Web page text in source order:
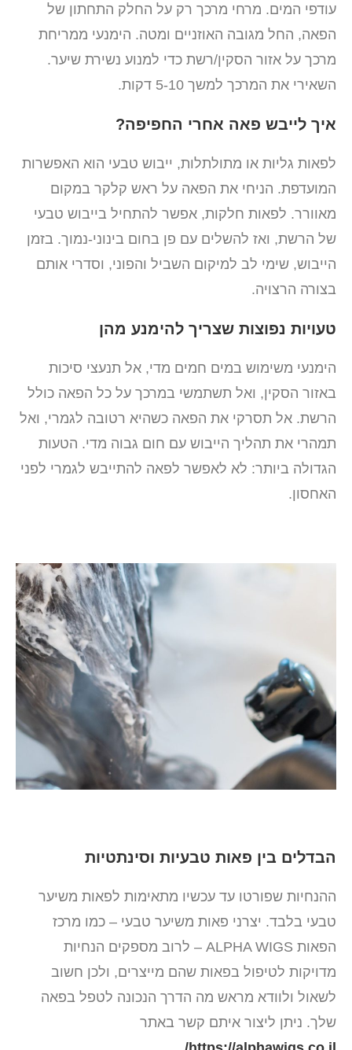
עודפי המים. מרחי מרכך רק על החלק התחתון של
הפאה, החל מגובה האוזניים ומטה. הימנעי ממריחת
מרכך על אזור הסקין/רשת כדי למנוע נשירת שיער.
השאירי את המרכך למשך 5-10 דקות.
איך לייבש פאה אחרי החפיפה?
לפאות גליות או מתולתלות, ייבוש טבעי הוא האפשרות
המועדפת. הניחי את הפאה על ראש קלקר במקום
מאוורר. לפאות חלקות, אפשר להתחיל בייבוש טבעי
של הרשת, ואז להשלים עם פן בחום בינוני-נמוך. בזמן
הייבוש, שימי לב למיקום השביל והפוני, וסדרי אותם
בצורה הרצויה.
טעויות נפוצות שצריך להימנע מהן
הימנעי משימוש במים חמים מדי, אל תנעצי סיכות
באזור הסקין, ואל תשתמשי במרכך על כל הפאה כולל
הרשת. אל תסרקי את הפאה כשהיא רטובה לגמרי, ואל
תמהרי את תהליך הייבוש עם חום גבוה מדי. הטעות
הגדולה ביותר: לא לאפשר לפאה להתייבש לגמרי לפני
האחסון.
הבדלים בין פאות טבעיות וסינתטיות
ההנחיות שפורטו עד עכשיו מתאימות לפאות משיער
טבעי בלבד. יצרני פאות משיער טבעי – כמו מרכז
הפאות ALPHA WIGS – לרוב מספקים הנחיות
מדויקות לטיפול בפאות שהם מייצרים, ולכן חשוב
לשאול ולוודא מראש מה הדרך הנכונה לטפל בפאה
שלך. ניתן ליצור איתם קשר באתר